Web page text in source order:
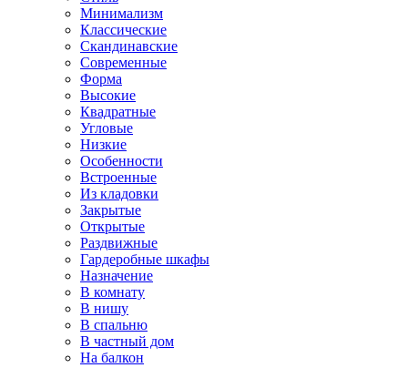
Минимализм
Классические
Скандинавские
Современные
Форма
Высокие
Квадратные
Угловые
Низкие
Особенности
Встроенные
Из кладовки
Закрытые
Открытые
Раздвижные
Гардеробные шкафы
Назначение
В комнату
В нишу
В спальню
В частный дом
На балкон